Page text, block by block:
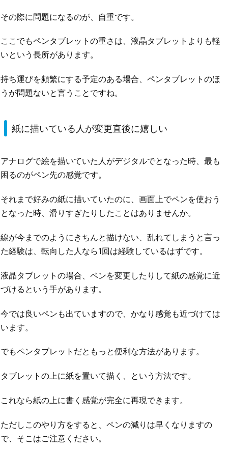
その際に問題になるのが、自重です。
ここでもペンタブレットの重さは、液晶タブレットよりも軽
いという長所があります。
持ち運びを頻繁にする予定のある場合、ペンタブレットのほ
うが問題ないと言うことですね。
紙に描いている人が変更直後に嬉しい
アナログで絵を描いていた人がデジタルでとなった時、最も
困るのがペン先の感覚です。
それまで好みの紙に描いていたのに、画面上でペンを使おう
となった時、滑りすぎたりしたことはありませんか。
線が今までのようにきちんと描けない、乱れてしまうと言っ
た経験は、転向した人なら1回は経験しているはずです。
液晶タブレットの場合、ペンを変更したりして紙の感覚に近
づけるという手があります。
今では良いペンも出ていますので、かなり感覚も近づけては
います。
でもペンタブレットだともっと便利な方法があります。
タブレットの上に紙を置いて描く、という方法です。
これなら紙の上に書く感覚が完全に再現できます。
ただしこのやり方をすると、ペンの減りは早くなりますの
で、そこはご注意ください。